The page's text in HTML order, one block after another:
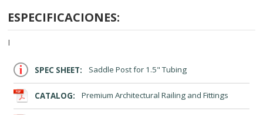
ESPECIFICACIONES:
I
SPEC SHEET: Saddle Post for 1.5" Tubing
CATALOG: Premium Architectural Railing and Fittings